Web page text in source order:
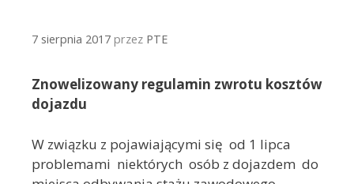
7 sierpnia 2017 przez PTE
Znowelizowany regulamin zwrotu kosztów
dojazdu
W związku z pojawiającymi się od 1 lipca
problemami niektórych osób z dojazdem do